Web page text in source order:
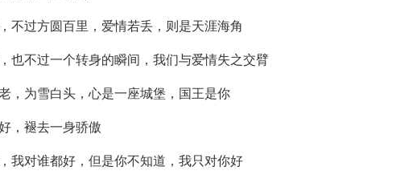
不过方圆百里，爱情若丢，则是天涯海角
也不过一个转身的瞬间，我们与爱情失之交臂
，为雪白头，心是一座城堡，国王是你
，褪去一身骄傲
我对谁都好，但是你不知道，我只对你好